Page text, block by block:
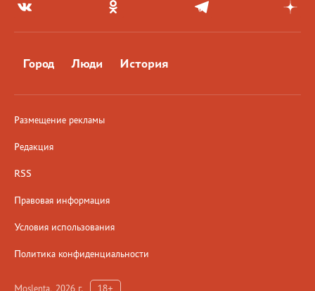
Город Люди История
Размещение рекламы
Редакция
RSS
Правовая информация
Условия использования
Политика конфиденциальности
Moslenta, 2026 г. 18+